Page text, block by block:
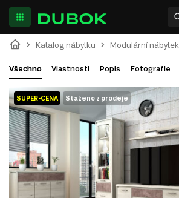
Katalog nábytku Modulární nábytek
Všechno Vlastnosti Popis Fotografie
SUPER-CENA Staženo z prodeje